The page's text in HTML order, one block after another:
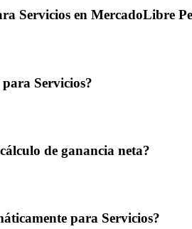
Servicios en MercadoLibre
Servicios?
de ganancia neta?
para Servicios?